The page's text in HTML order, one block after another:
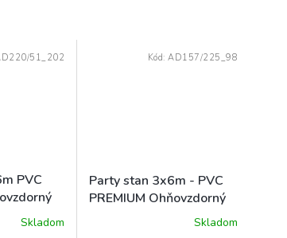
PVC
Skladom
51_202
Party stan 3x6m - PVC
PREMIUM Ohňovzdorný
Skladom
Kód: AD157/225_98